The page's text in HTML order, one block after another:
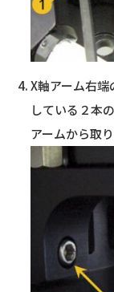
X軸アーム右
している２本
アームから取